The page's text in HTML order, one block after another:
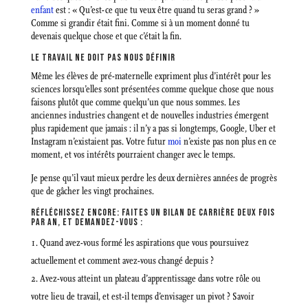
enfantest : « Qu’est-ce que tu veux être quand tu seras grand ? »
Comme si grandir était fini. Comme si à un moment donné tu
devenais quelque chose et que c’était la fin.
LE TRAVAIL NE DOIT PAS NOUS DÉFINIR
Même les élèves de pré-maternelle expriment plus d’intérêt pour les
sciences lorsqu’elles sont présentées comme quelque chose que nous
faisons plutôt que comme quelqu’un que nous sommes. Les
anciennes industries changent et de nouvelles industries émergent
plus rapidement que jamais : il n’y a pas si longtemps, Google, Uber et
Instagram n’existaient pas. Votre futurmoin’existe pas non plus en ce
moment, et vos intérêts pourraient changer avec le temps.
Je pense qu’il vaut mieux perdre les deux dernières années de progrès
que de gâcher les vingt prochaines.
RÉFLÉCHISSEZ ENCORE: FAITES UN BILAN DE CARRIÈRE DEUX FOIS
PAR AN, ET DEMANDEZ-VOUS :
Quand avez-vous formé les aspirations que vous poursuivez
actuellement et comment avez-vous changé depuis ?
Avez-vous atteint un plateau d’apprentissage dans votre rôle ou
votre lieu de travail, et est-il temps d’envisager un pivot ? Savoir